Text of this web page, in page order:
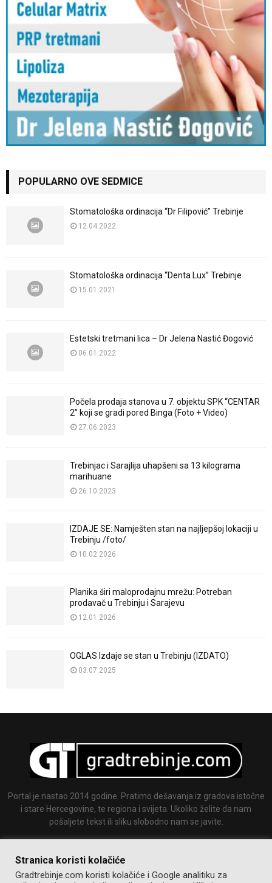
POPULARNO OVE SEDMICE
Stomatološka ordinacija “Dr Filipović” Trebinje
12.04.2022
Stomatološka ordinacija “Denta Lux” Trebinje
15.01.2021
Estetski tretmani lica – Dr Jelena Nastić Đogović
06.01.2022
Počela prodaja stanova u 7. objektu SPK “CENTAR
2” koji se gradi pored Binga (Foto + Video)
27.06.2023
Trebinjac i Sarajlija uhapšeni sa 13 kilograma
marihuane
26.10.2023
IZDAJE SE: Namješten stan na najljepšoj lokaciji u
Trebinju /foto/
10.02.2026
Planika širi maloprodajnu mrežu: Potreban
prodavač u Trebinju i Sarajevu
12.01.2026
OGLAS Izdaje se stan u Trebinju (IZDATO)
03.07.2025
Portal je nastao 2014 godine. Pratimo dešavanja iz gradova istočne
i stare Hercegovine, te regiona i svijeta. Ukoliko želite da nam
pošaljete tekst ili sliku slobodno nam se javite.
Stranica koristi kolačiće
Gradtrebinje.com koristi kolačiće i Google analitiku za